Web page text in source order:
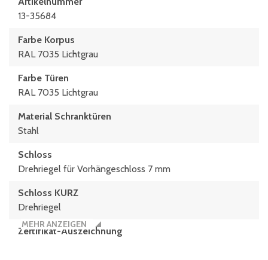
13-35684
Farbe Korpus
RAL 7035 Lichtgrau
Farbe Türen
RAL 7035 Lichtgrau
Material Schranktüren
Stahl
Schloss
Drehriegel für Vorhängeschloss 7 mm
Schloss KURZ
Drehriegel
Zertifikat-Auszeichnung
MEHR ANZEIGEN